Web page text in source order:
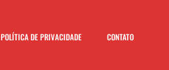
POLÍTICA DE PRIVACIDADE CONTATO